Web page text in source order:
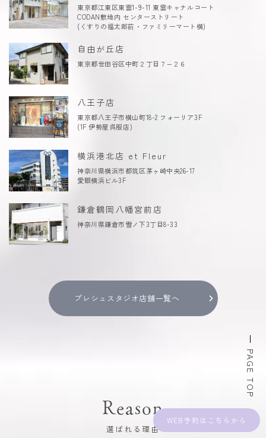
WEB予約
東京都江東区東雲1-9-11 東雲キャナルコート
CODAN敷地内 センターストリート
(くすりの福太郎前・ファミリーマート横)
自由が丘店
東京都世田谷区中町２丁目７−２６
八王子店
東京都八王子市横山町18-2 フォーリア3F
(1F 伊勢屋呉服店)
横浜港北店 et Fleur
神奈川県横浜市都筑区茅ヶ崎中央26-17
愛眼横浜ビル3F
鎌倉鶴岡八幡宮前店
神奈川県鎌倉市雪ノ下3丁目8-33
プレシュスタジオ店舗一覧へ
Reason
選ばれる理由
PAGE TOP